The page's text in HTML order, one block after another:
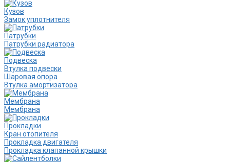
Кузов
Замок уплотнителя
Патрубки
Патрубки радиатора
Подвеска
Втулка подвески
Шаровая опора
Втулка амортизатора
Мембрана
Мембрана
Прокладки
Кран отопителя
Прокладка двигателя
Прокладка клапанной крышки